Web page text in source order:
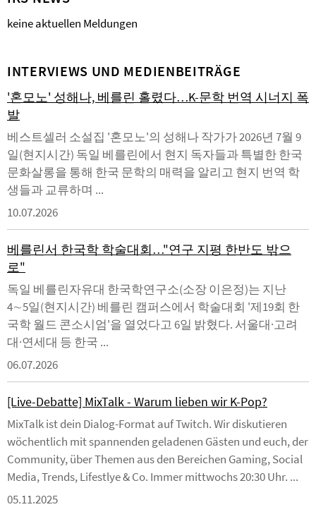
keine aktuellen Meldungen
INTERVIEWS UND MEDIENBEITRÄGE
'혼모노' 성해나, 베를린 홀렸다…K-문학 번역 시너지 폭
발
베스트셀러 소설집 '혼모노'의 성해나 작가가 2026년 7월 9
일(현지시간) 독일 베를린에서 현지 독자들과 특별한 한국
문화살롱을 통해 한국 문학의 매력을 알리고 현지 번역 학
생들과 교류하며 ...
10.07.2026
베를린서 한국학 학술대회…"연구 지평 한반도 밖으
로"
독일 베를린자유대 한국학연구소(소장 이은정)는 지난
4∼5일(현지시간) 베를린 캠퍼스에서 학술대회 '제19회 한
국학 월드 콘소시엄'을 열었다고 6일 밝혔다. 서울대·고려
대·연세대 등 한국 ...
06.07.2026
[Live-Debatte] MixTalk - Warum lieben wir K-Pop?
MixTalk ist dein Dialog-Format auf Twitch. Wir diskutieren
wöchentlich mit spannenden geladenen Gästen und euch, der
Community, über Themen aus den Bereichen Gaming, Social
Media, Trends, Lifestlye & Co. Immer mittwochs 20:30 Uhr. ...
05.11.2025